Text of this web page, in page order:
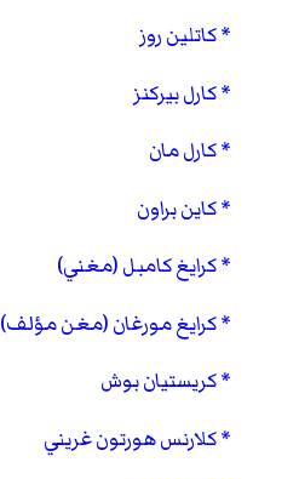
كاتلين روز
كارل بيركنز
كارل مان
كاين براون
كرايغ كامبل (مغني)
كرايغ مورغان (مغن مؤلف)
كريستيان بوش
كلارنس هورتون غريني